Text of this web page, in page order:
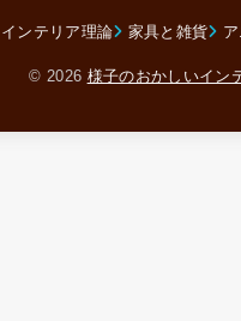
インテリア理論 家具と雑貨
© 2026 様子のおかしいイン